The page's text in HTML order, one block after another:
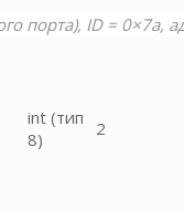
порта), ID = 0×7a,
int (тип
8)
2